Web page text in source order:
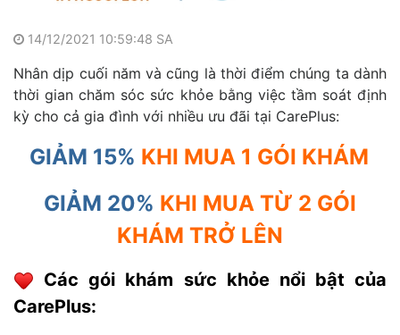
14/12/2021 10:59:48 SA
Nhân dịp cuối năm và cũng là thời điểm chúng ta dành
thời gian chăm sóc sức khỏe bằng việc tầm soát định
kỳ cho cả gia đình với nhiều ưu đãi tại CarePlus:
GIẢM 15% KHI MUA 1 GÓI KHÁM
GIẢM 20% KHI MUA TỪ 2 GÓI
KHÁM TRỞ LÊN
Các gói khám sức khỏe nổi bật của
CarePlus: